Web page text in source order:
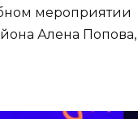
мероприятии
Алена Попова,